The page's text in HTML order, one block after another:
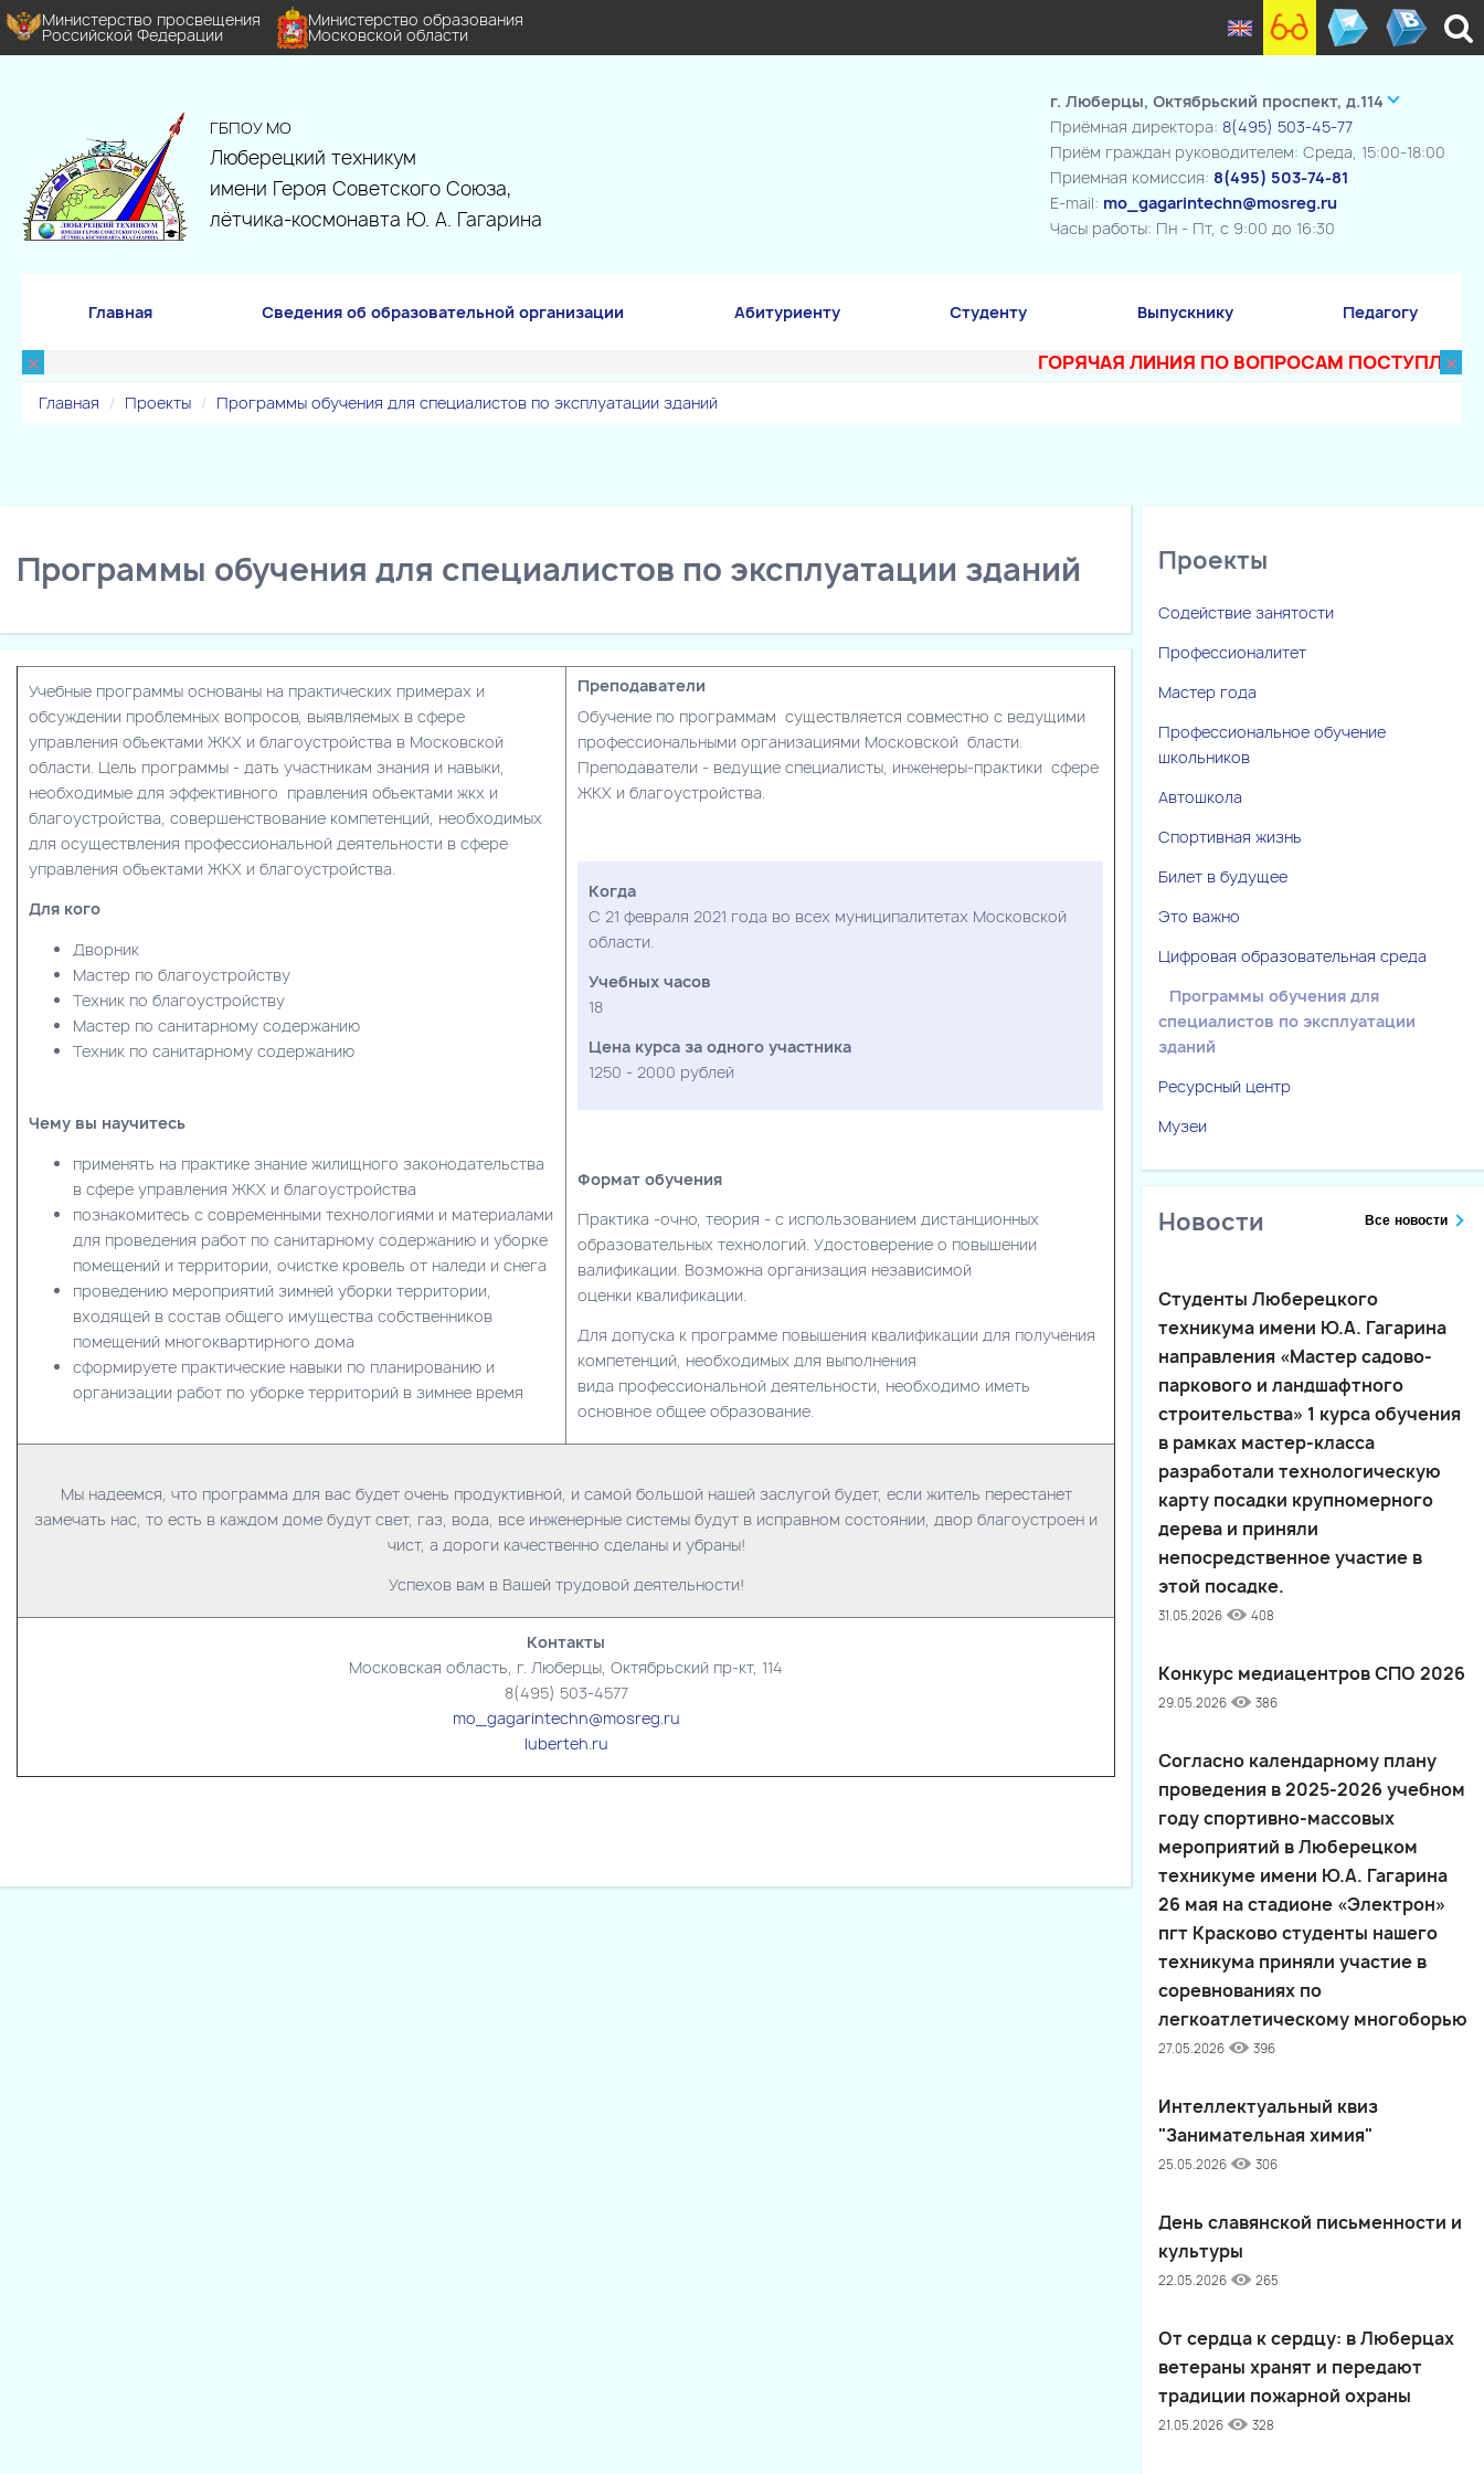
Министерство просвещения
Российской Федерации
Министерство образования
Московской области
ГБПОУ МО
Люберецкий техникум
имени Героя Советского Союза,
лётчика-космонавта Ю. А. Гагарина
г. Люберцы, Октябрьский проспект, д.114
Приёмная директора: 8(495) 503-45-77
Приём граждан руководителем: Среда, 15:00-18:00
Приемная комиссия: 8(495) 503-74-81
E-mail: mo_gagarintechn@mosreg.ru
Часы работы: Пн - Пт, с 9:00 до 16:30
Главная Сведения об образовательной организации Абитуриенту Студенту Выпускнику Педагогу
× ГОРЯЧАЯ ЛИНИЯ ПО ВОПРОСАМ ПОСТУПЛЕНИЯ В
×
Главная Проекты Программы обучения для специалистов по эксплуатации зданий
Программы обучения для специалистов по эксплуатации зданий
Учебные программы основаны на практических примерах и
обсуждении проблемных вопросов, выявляемых в сфере
управления объектами ЖКХ и благоустройства в Московской
области. Цель программы - дать участникам знания и навыки,
необходимые для эффективного правления объектами жкх и
благоустройства, совершенствование компетенций, необходимых
для осуществления профессиональной деятельности в сфере
управления объектами ЖКХ и благоустройства.
Для кого
Дворник
Мастер по благоустройству
Техник по благоустройству
Мастер по санитарному содержанию
Техник по санитарному содержанию
Чему вы научитесь
применять на практике знание жилищного законодательства
в сфере управления ЖКХ и благоустройства
познакомитесь с современными технологиями и материалами
для проведения работ по санитарному содержанию и уборке
помещений и территории, очистке кровель от наледи и снега
проведению мероприятий зимней уборки территории,
входящей в состав общего имущества собственников
помещений многоквартирного дома
сформируете практические навыки по планированию и
организации работ по уборке территорий в зимнее время
Преподаватели
Обучение по программам существляется совместно с ведущими
профессиональными организациями Московской бласти.
Преподаватели - ведущие специалисты, инженеры-практики сфере
ЖКХ и благоустройства.
Когда
С 21 февраля 2021 года во всех муниципалитетах Московской
области.
Учебных часов
18
Цена курса за одного участника
1250 - 2000 рублей
Формат обучения
Практика -очно, теория - с использованием дистанционных
образовательных технологий. Удостоверение о повышении
валификации. Возможна организация независимой
оценки квалификации.
Для допуска к программе повышения квалификации для получения
компетенций, необходимых для выполнения
вида профессиональной деятельности, необходимо иметь
основное общее образование.
Мы надеемся, что программа для вас будет очень продуктивной, и самой большой нашей заслугой будет, если житель перестанет
замечать нас, то есть в каждом доме будут свет, газ, вода, все инженерные системы будут в исправном состоянии, двор благоустроен и
чист, а дороги качественно сделаны и убраны!
Успехов вам в Вашей трудовой деятельности!
Контакты
Московская область, г. Люберцы, Октябрьский пр-кт, 114
8(495) 503-4577
mo_gagarintechn@mosreg.ru
luberteh.ru
Проекты
Содействие занятости
Профессионалитет
Мастер года
Профессиональное обучение
школьников
Автошкола
Спортивная жизнь
Билет в будущее
Это важно
Цифровая образовательная среда
Программы обучения для
специалистов по эксплуатации
зданий
Ресурсный центр
Музеи
Новости Все новости
Студенты Люберецкого
техникума имени Ю.А. Гагарина
направления «Мастер садово-
паркового и ландшафтного
строительства» 1 курса обучения
в рамках мастер-класса
разработали технологическую
карту посадки крупномерного
дерева и приняли
непосредственное участие в
этой посадке.
31.05.2026 408
Конкурс медиацентров СПО 2026
29.05.2026 386
Согласно календарному плану
проведения в 2025-2026 учебном
году спортивно-массовых
мероприятий в Люберецком
техникуме имени Ю.А. Гагарина
26 мая на стадионе «Электрон»
пгт Красково студенты нашего
техникума приняли участие в
соревнованиях по
легкоатлетическому многоборью
27.05.2026 396
Интеллектуальный квиз
"Занимательная химия"
25.05.2026 306
День славянской письменности и
культуры
22.05.2026 265
От сердца к сердцу: в Люберцах
ветераны хранят и передают
традиции пожарной охраны
21.05.2026 328